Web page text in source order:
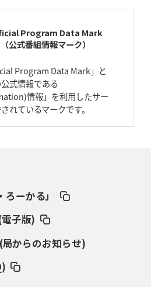
入決定「フィールド丸ごと計測機器」の
宅駿
「ニュージーランドのフレア（閃
Program Data Mark
（公式番組情報マーク）
Program Data Mark」と
式情報である
情報」を利用したサー
れているマークです。
ーかる」
子版)
からのお知らせ)